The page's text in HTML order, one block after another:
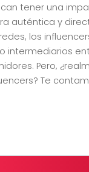
tener una
auténtica y
los
intermediarios
Pero,
Te